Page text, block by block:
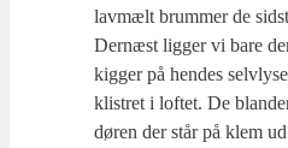
lav­mælt brum­mer de
Der­næst lig­ger vi bare
kig­ger på hen­des
kli­stret i lof­tet. De
døren der står på klem